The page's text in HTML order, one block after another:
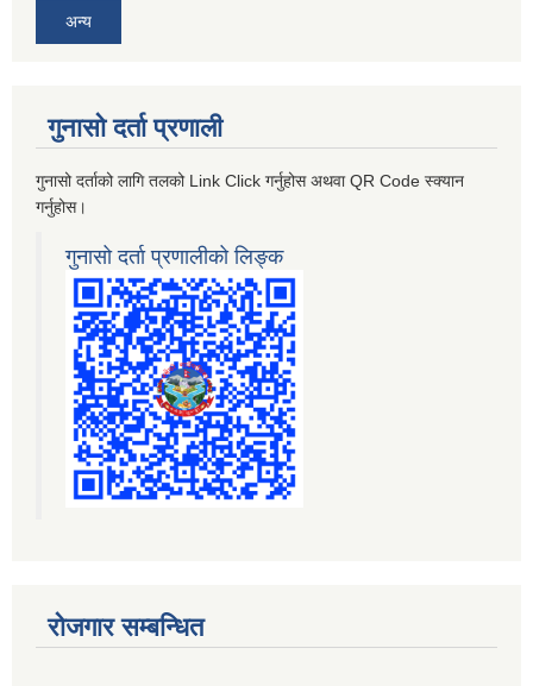
अन्य
गुनासो दर्ता प्रणाली
गुनासो दर्ताको लागि तलको Link Click गर्नुहोस अथवा QR Code स्क्यान
गर्नुहोस।
गुनासो दर्ता प्रणालीको लिङ्क
रोजगार सम्बन्धित